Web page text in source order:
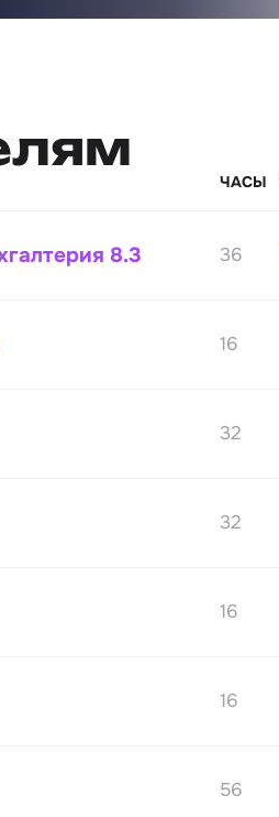
ЧАСЫ
8.3 36
16
32
32
16
16
56